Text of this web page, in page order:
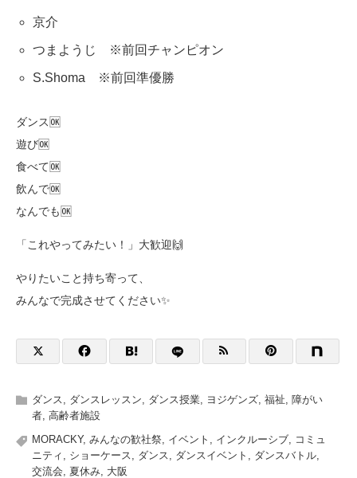
京介
つまようじ ※前回チャンピオン
S.Shoma ※前回準優勝
ダンス🆗
遊び🆗
食べて🆗
飲んで🆗
なんでも🆗
「これやってみたい！」大歓迎🙌
やりたいこと持ち寄って、
みんなで完成させてください✨
ダンス ダンスレッスン ダンス授業 ヨジゲンズ 福祉
障がい
者 高齢者施設
MORACKY, みんなの歓社祭 イベント インクルーシブ
コミュ
ニティ
ショーケース ダンス ダンスイベント ダンスバトル
交流会
夏休み 大阪